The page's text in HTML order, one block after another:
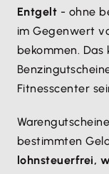
Entgelt - ohne
im Gegenwert
bekommen. Das
Fitnesscenter
bestimmten
lohnsteuerfrei,